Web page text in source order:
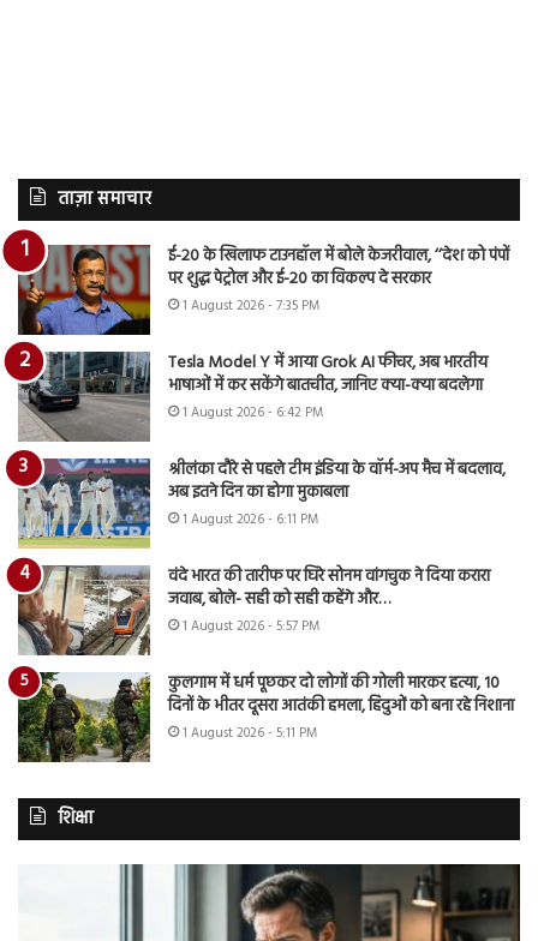
ताज़ा समाचार
ई-20 के खिलाफ टाउनहॉल में बोले केजरीवाल, ‘‘देश को पंपों
पर शुद्ध पेट्रोल और ई-20 का विकल्प दे सरकार
1 August 2026 - 7:35 PM
Tesla Model Y में आया Grok AI फीचर, अब भारतीय
भाषाओं में कर सकेंगे बातचीत, जानिए क्या-क्या बदलेगा
1 August 2026 - 6:42 PM
श्रीलंका दौरे से पहले टीम इंडिया के वॉर्म-अप मैच में बदलाव,
अब इतने दिन का होगा मुकाबला
1 August 2026 - 6:11 PM
वंदे भारत की तारीफ पर घिरे सोनम वांगचुक ने दिया करारा
जवाब, बोले- सही को सही कहेंगे और…
1 August 2026 - 5:57 PM
कुलगाम में धर्म पूछकर दो लोगों की गोली मारकर हत्या, 10
दिनों के भीतर दूसरा आतंकी हमला, हिंदुओं को बना रहे निशाना
1 August 2026 - 5:11 PM
शिक्षा